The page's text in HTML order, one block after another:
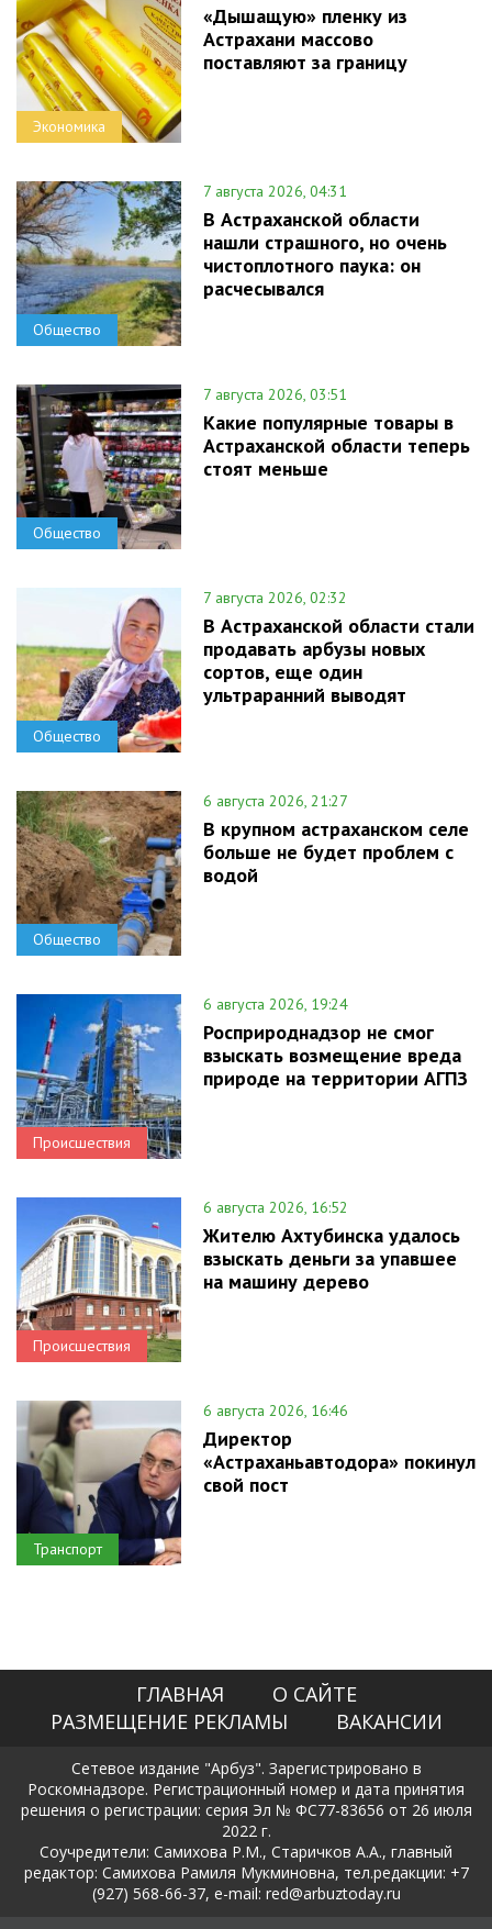
Экономика
«Дышащую» пленку из
Астрахани массово
поставляют за границу
Общество
7 августа 2026, 04:31
В Астраханской области
нашли страшного, но очень
чистоплотного паука: он
расчесывался
Общество
7 августа 2026, 03:51
Какие популярные товары в
Астраханской области теперь
стоят меньше
Общество
7 августа 2026, 02:32
В Астраханской области стали
продавать арбузы новых
сортов, еще один
ультраранний выводят
Общество
6 августа 2026, 21:27
В крупном астраханском селе
больше не будет проблем с
водой
Происшествия
6 августа 2026, 19:24
Росприроднадзор не смог
взыскать возмещение вреда
природе на территории АГПЗ
Происшествия
6 августа 2026, 16:52
Жителю Ахтубинска удалось
взыскать деньги за упавшее
на машину дерево
Транспорт
6 августа 2026, 16:46
Директор
«Астраханьавтодора» покинул
свой пост
ГЛАВНАЯ
О САЙТЕ
РАЗМЕЩЕНИЕ РЕКЛАМЫ
ВАКАНСИИ
Сетевое издание "Арбуз". Зарегистрировано в
Роскомнадзоре. Регистрационный номер и дата принятия
решения о регистрации: серия Эл № ФС77-83656 от 26 июля
2022 г.
Соучредители: Самихова Р.М., Старичков А.А., главный
редактор: Самихова Рамиля Мукминовна, тел.редакции: +7
(927) 568-66-37, e-mail: red@arbuztoday.ru